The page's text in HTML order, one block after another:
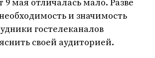
9 мая отличалась мало. Разве
и значимость
гостелеканалов
своей аудиторией.